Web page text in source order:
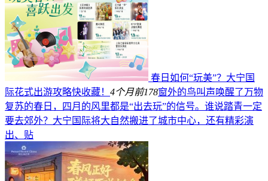
春日如何“玩美”？大宁国
际花式出游攻略快收藏！ 4个月前178窗外的鸟叫声唤醒了万物
复苏的春日，四月的风里都是“出去玩”的信号。谁说踏青一定
要去郊外？大宁国际将大自然搬进了城市中心，还有精彩演
出、贴